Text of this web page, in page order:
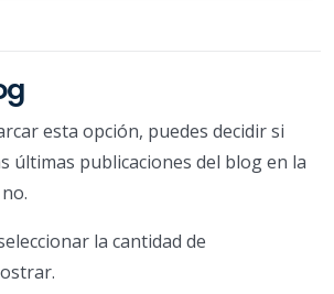
esta opción, puedes decidir si
últimas publicaciones del blog en la
la cantidad de